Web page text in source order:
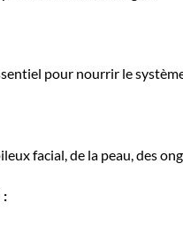
pour nourrir le
facial, de la peau, des
: